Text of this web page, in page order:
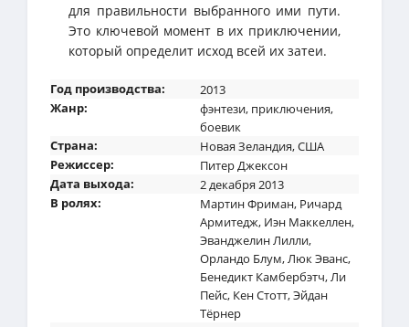
для правильности выбранного ими пути.
Это ключевой момент в их приключении,
который определит исход всей их затеи.
Год производства:
2013
Жанр:
фэнтези, приключения,
боевик
Страна:
Новая Зеландия,США
Режиссер:
Питер Джексон
Дата выхода:
2 декабря 2013
В ролях:
Мартин Фриман, Ричард
Армитедж, Иэн Маккеллен,
Эванджелин Лилли,
Орландо Блум,Люк Эванс,
Бенедикт Камбербэтч,Ли
Пейс, Кен Стотт,Эйдан
Тёрнер